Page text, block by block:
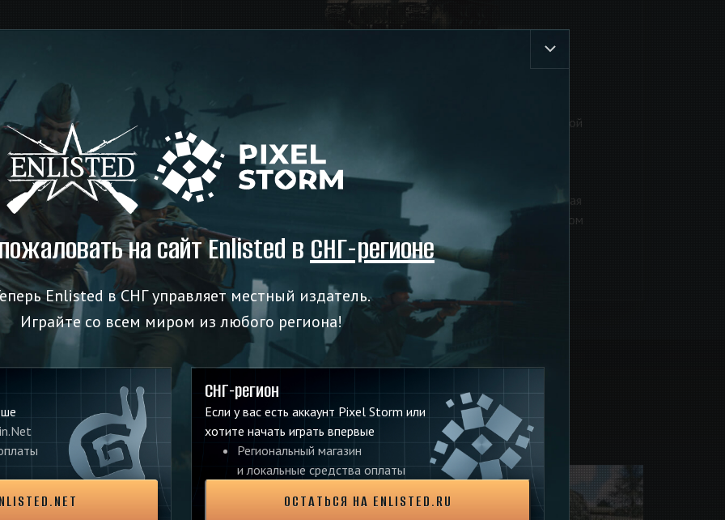
на сайт Enlisted в СНГ-регионе
Enlisted в СНГ управляет местный издатель.
Играйте со всем миром из любого региона!
СНГ-регион
Если у вас есть аккаунт Pixel Storm или
хотите начать играть впервые
Региональный магазин
и локальные средства оплаты
ОСТАТЬСЯ НА ENLISTED.RU
и
и ждут
в игре
симулятора
Самый совершенный советский танк периода Второй мировой
войны.
Броня машины была способна выдержать попадание из
знаменитых 88-мм и 75-мм немецких орудий, а универсальная
122-мм пушка Д-25Т хорошо показывала себя как в танковом
бою, так и при штурме самых защищённых укреплений и
городов.